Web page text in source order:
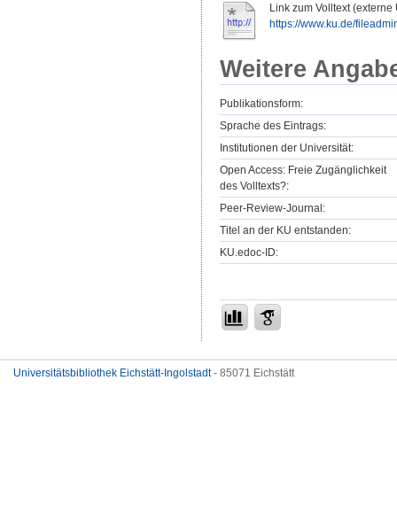
Link zum Volltext (externe
https://www.ku.de/
Weitere
Publikationsform:
Sprache des Eintrags:
Institutionen der Universität:
Open Access: Freie Zugänglichkeit
des Volltexts?:
Peer-Review-Journal:
Titel an der KU entstanden:
KU.edoc-ID:
Universitätsbibliothek Eichstätt-Ingolstadt- 85071 Eichstätt